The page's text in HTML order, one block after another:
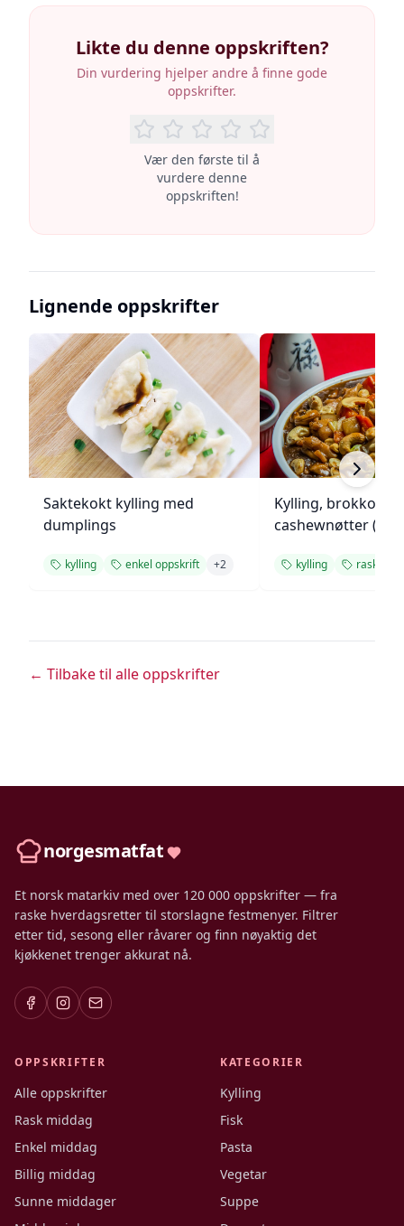
Likte du denne oppskriften?
Din vurdering hjelper andre å finne gode
oppskrifter.
Vær den første til å
vurdere denne
oppskriften!
Lignende oppskrifter
Saktekokt kylling med
dumplings
kylling enkel oppskrift +2
Kylling, brokkoli og
cashewnøtter
kylling rask
← Tilbake til alle oppskrifter
norgesmatfat
Et norsk matarkiv med over 120 000 oppskrifter — fra
raske hverdagsretter til storslagne festmenyer. Filtrer
etter tid, sesong eller råvarer og finn nøyaktig det
kjøkkenet trenger akkurat nå.
OPPSKRIFTER
Alle oppskrifter
Rask middag
Enkel middag
Billig middag
Sunne middager
KATEGORIER
Kylling
Fisk
Pasta
Vegetar
Suppe